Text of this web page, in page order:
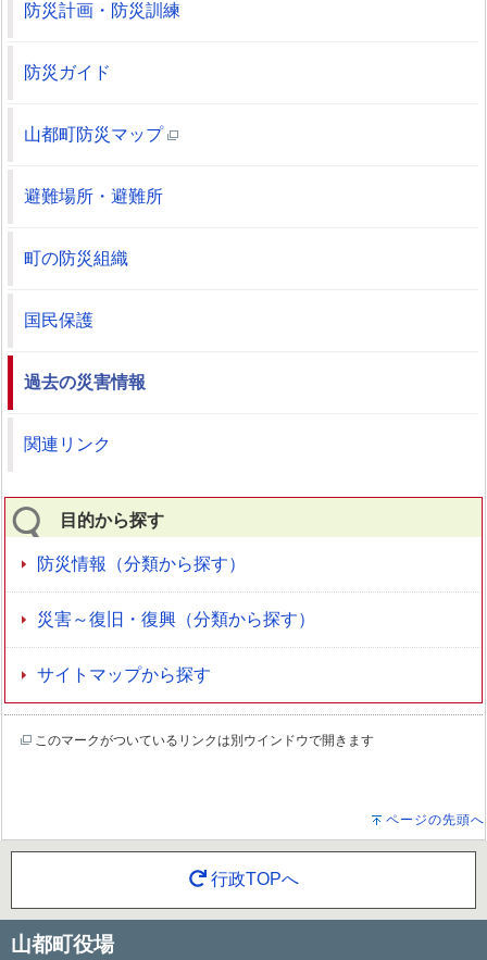
防災計画・防災訓練
防災ガイド
山都町防災マップ
避難場所・避難所
町の防災組織
国民保護
過去の災害情報
関連リンク
目的から探す
防災情報（分類から探す）
災害～復旧・復興（分類から探す）
サイトマップから探す
このマークがついているリンクは別ウインドウで開きます
ページの先頭へ
行政TOPへ
山都町役場